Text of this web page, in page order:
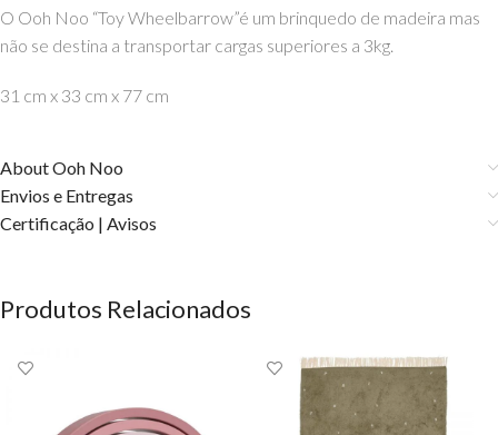
O Ooh Noo “Toy Wheelbarrow”é um brinquedo de madeira mas
não se destina a transportar cargas superiores a 3kg.
31 cm x 33 cm x 77 cm
About Ooh Noo
Envios e Entregas
Certificação | Avisos
Produtos Relacionados